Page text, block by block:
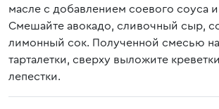
масле с добавлением соевого соуса
Смешайте авокадо, сливочный сыр,
лимонный сок. Полученной смесью
тарталетки, сверху выложите
лепестки.